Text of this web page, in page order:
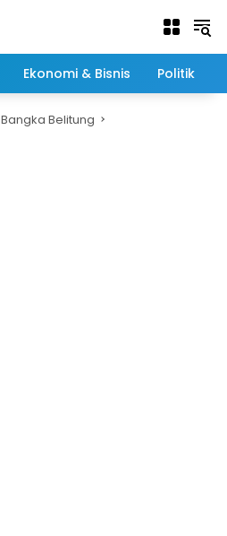
Ekonomi & Bisnis Politik
Bangka Belitung